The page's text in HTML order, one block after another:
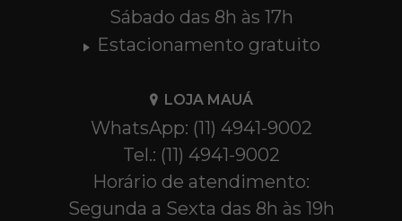
Sábado das 8h às 17h
Estacionamento gratuito
LOJA MAUÁ
WhatsApp: (11) 4941-9002
Tel.: (11) 4941-9002
Horário de atendimento:
Segunda a Sexta das 8h às 19h